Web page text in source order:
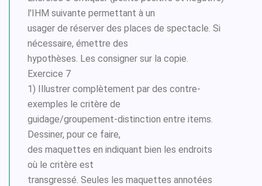
l'IHM suivante permettant à un
usager de réserver des places de spectacle. Si
nécessaire, émettre des
hypothèses. Les consigner sur la copie.
Exercice 7
1) Illustrer complètement par des contre-
exemples le critère de
guidage/groupement-distinction entre items.
Dessiner, pour ce faire,
des maquettes en indiquant bien les endroits
où le critère est
transgressé. Seules les maquettes annotées